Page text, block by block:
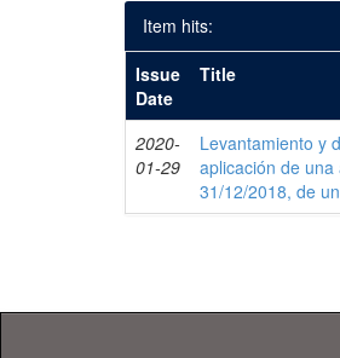
Item hits:
Issue
Date
Title
2020-
01-29
Levantamiento y
aplicación de
31/12/2018, de